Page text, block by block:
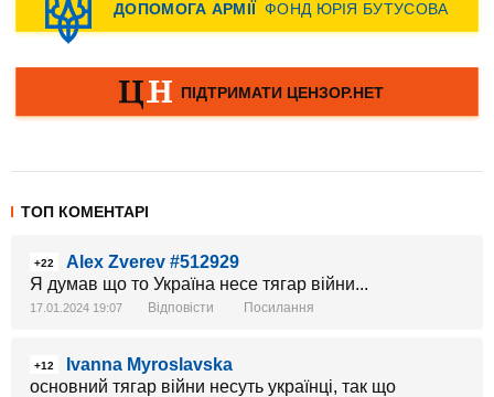
ТОП КОМЕНТАРІ
+22
Alex Zverev #512929
Я думав що то Україна несе тягар вiйни...
17.01.2024 19:07 Відповісти Посилання
+12
Ivanna Myroslavska
основний тягар війни несуть українці, так що